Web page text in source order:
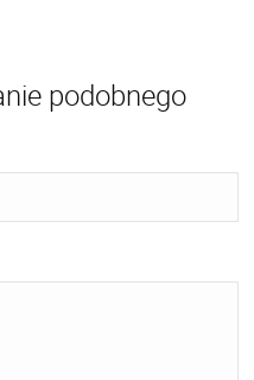
podobnego